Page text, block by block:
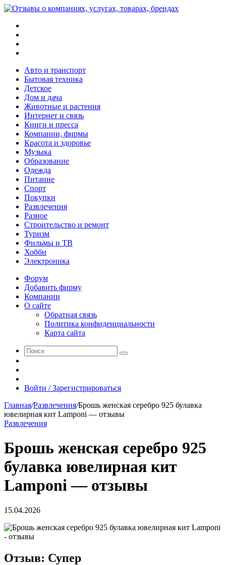
Авто и транспорт
Бытовая техника
Детское
Дом и дача
Животные и растения
Интернет и связь
Книги и пресса
Компании, фирмы
Красота и здоровье
Музыка
Образование
Одежда
Питание
Спорт
Покупки
Развлечения
Разное
Строительство и ремонт
Туризм
Фильмы и ТВ
Хобби
Электроника
Форум
Добавить фирму
Компании
О сайте
Обратная связь
Политика конфиденциальности
Карта сайта
Поиск
статья
Войти / Зарегистрироваться
Главная/Развлечения/Брошь женская серебро 925 булавка
ювелирная кит Lamponi — отзывы
Развлечения
Брошь женская серебро 925
булавка ювелирная кит
Lamponi — отзывы
15.04.2026
Отзыв: Супер